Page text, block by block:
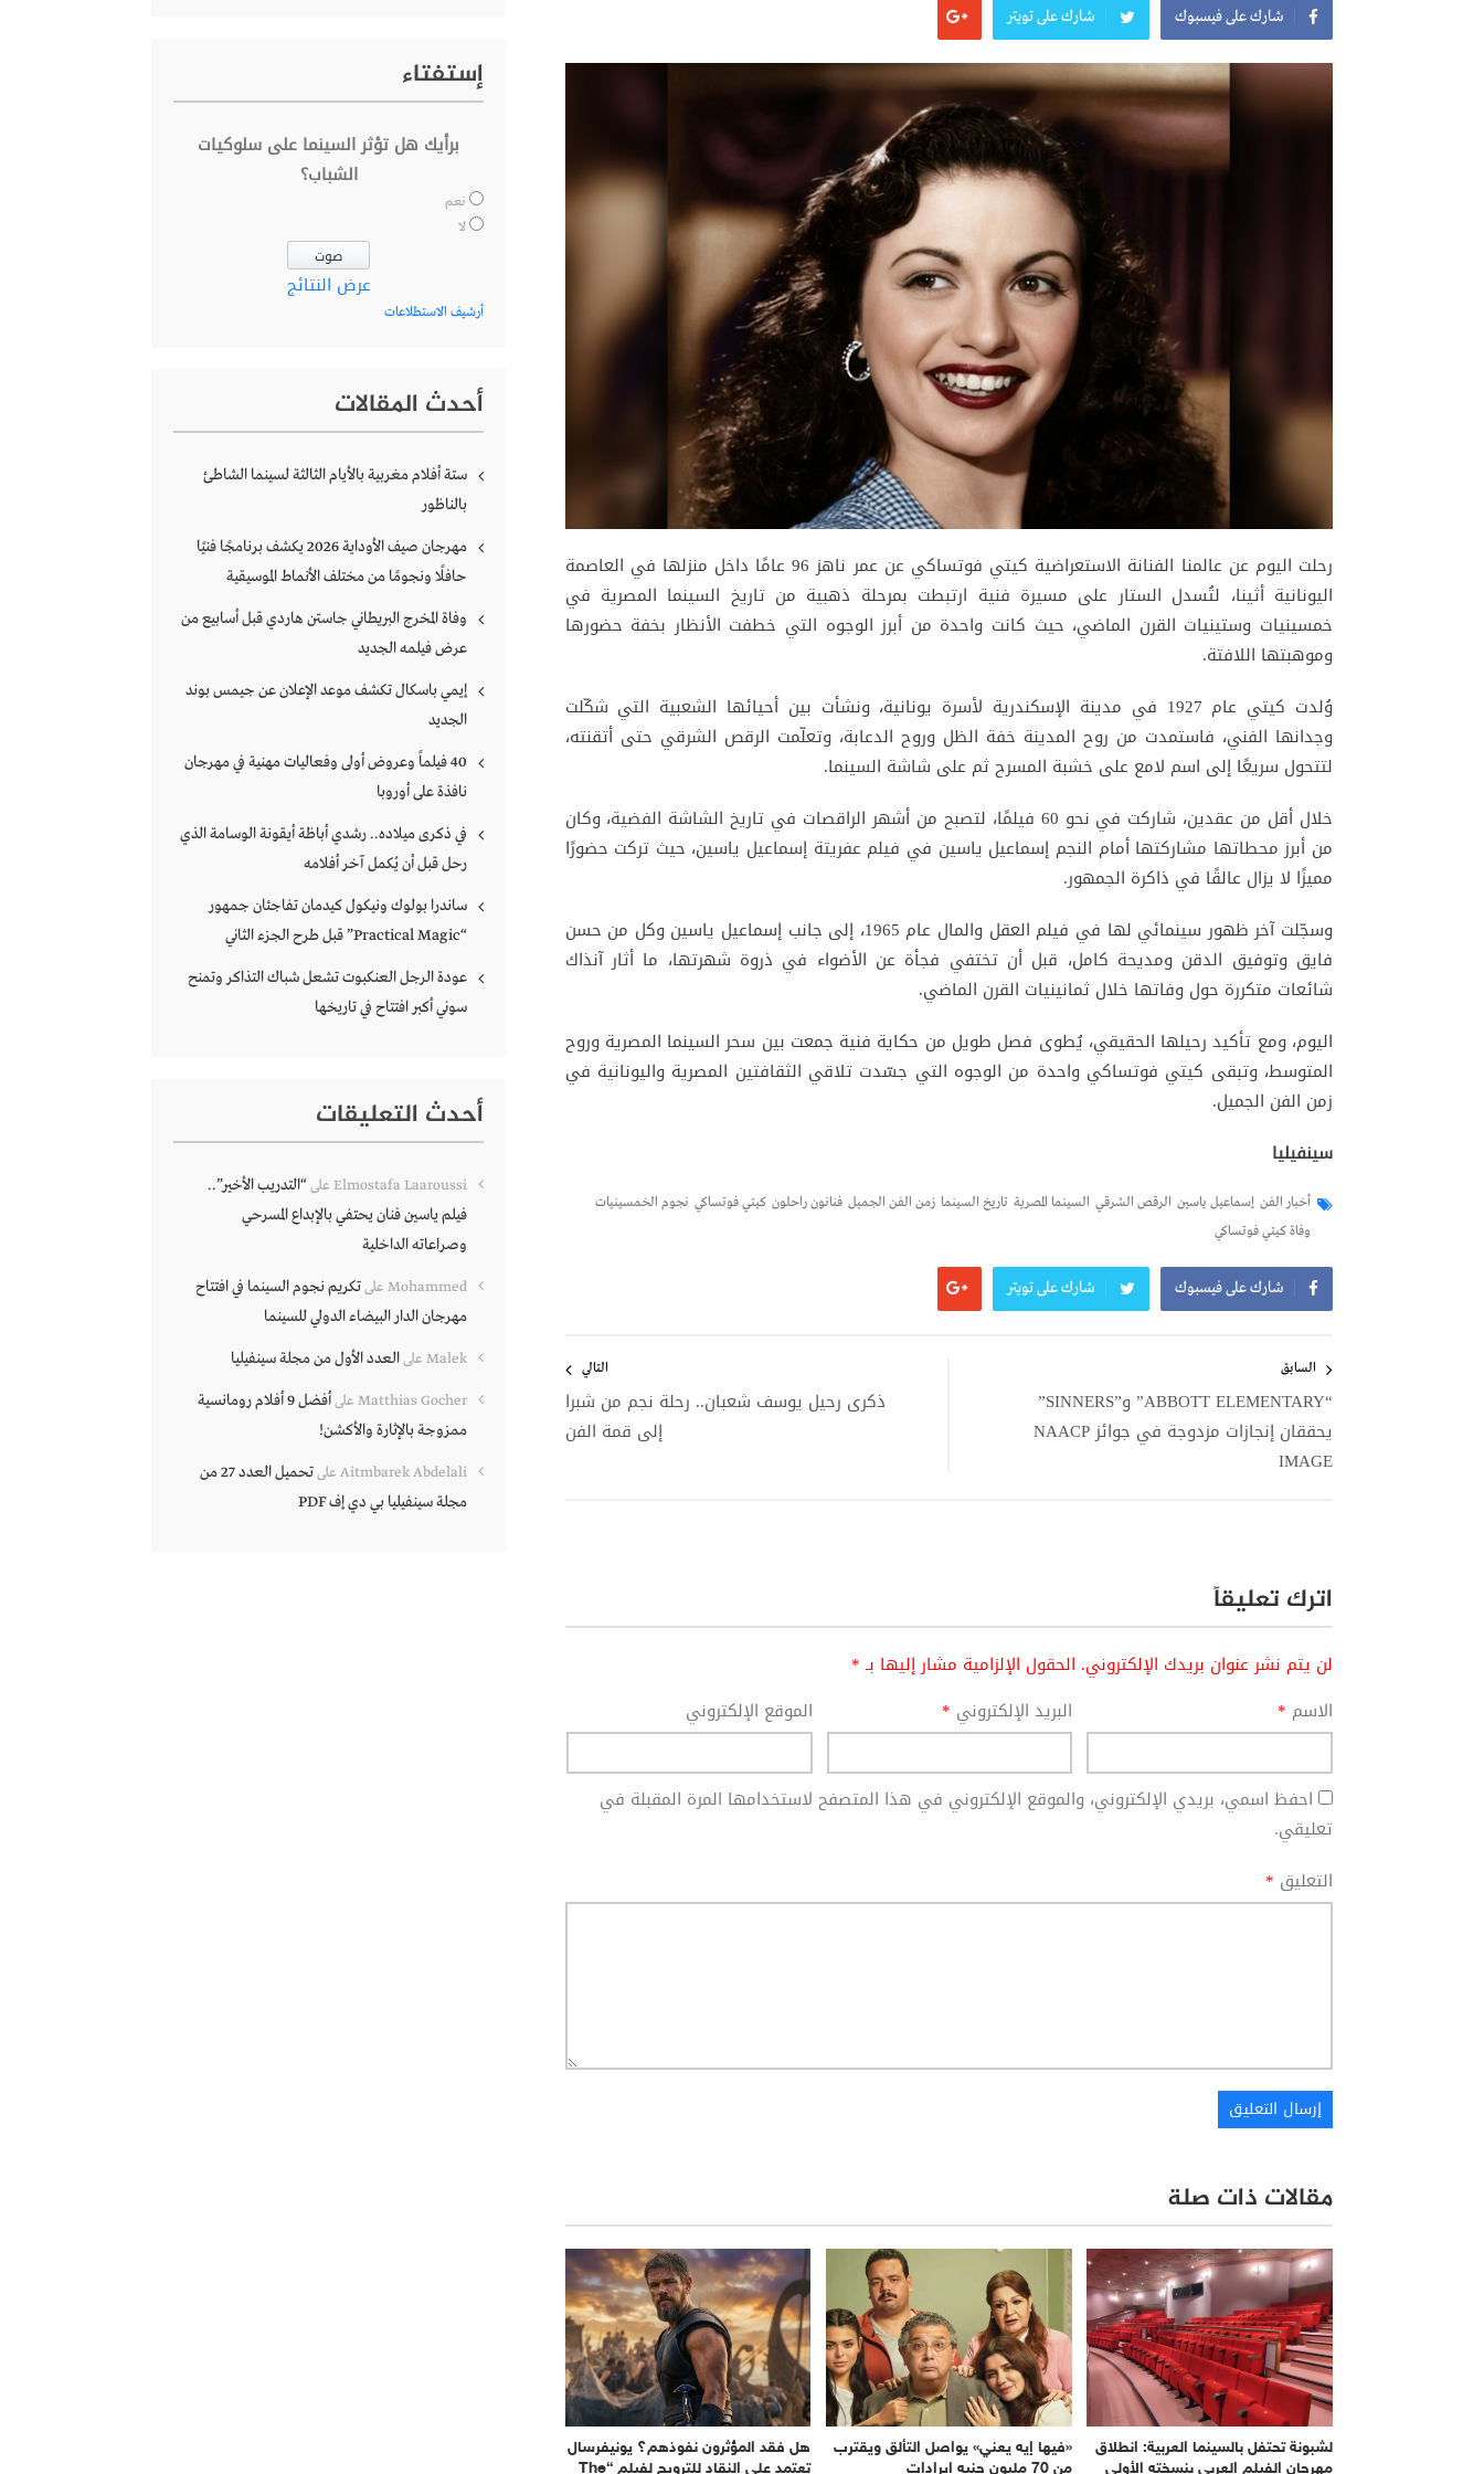
شارك على فيسبوك شارك على تويتر
رحلت اليوم عن عالمنا الفنانة الاستعراضية كيتي فوتساكي
عن عمر ناهز 96 عامًا داخل منزلها في العاصمة
اليونانيةأثينا، لتُسدل الستار على مسيرة فنية ارتبطت بمرحلة ذهبية من تاريخ السينما المصرية في
خمسينيات وستينيات القرن الماضي، حيث كانت واحدة من أبرز الوجوه التي خطفت الأنظار بخفة حضورها
وموهبتها اللافتة.
وُلدت كيتي عام 1927 في مدينة
الإسكندرية لأسرة يونانية، ونشأت بين أحيائها الشعبية التي شكّلت
وجدانها الفني، فاستمدت من روح المدينة خفة الظل وروح الدعابة، وتعلّمت الرقص الشرقي حتى أتقنته،
لتتحول سريعًا إلى اسم لامع على خشبة المسرح ثم على شاشة السينما.
خلال أقل من عقدين، شاركت في نحو 60 فيلمًا، لتصبح من أشهر الراقصات في تاريخ الشاشة الفضية، وكان
من أبرز محطاتها مشاركتها أمام النجم إسماعيل ياسين في فيلم عفريتة إسماعيل ياسين، حيث تركت حضورًا
مميزًا لا يزال عالقًا في ذاكرة الجمهور.
وسجّلت آخر ظهور سينمائي لها في فيلم العقل والمال عام 1965، إلى جانب إسماعيل ياسين وكل من
حسن
فايق وتوفيق الدقن ومديحة كامل، قبل أن تختفي فجأة عن الأضواء في ذروة شهرتها، ما أثار آنذاك
شائعات متكررة حول وفاتها خلال ثمانينيات القرن الماضي.
اليوم، ومع تأكيد رحيلها الحقيقي، يُطوى فصل طويل من حكاية فنية جمعت بين سحر السينما المصرية وروح
المتوسط، وتبقى كيتي فوتساكي واحدة من الوجوه التي جسّدت تلاقي الثقافتين المصرية واليونانية في
زمن الفن الجميل.
سينفيليا
أخبار الفن إسماعيل ياسين الرقص الشرقي السينما المصرية تاريخ السينما زمن الفن الجميل فنانون راحلون كيتي فوتساكي نجوم الخمسينيات
وفاة كيتي فوتساكي
شارك على فيسبوك شارك على تويتر
المقالات
السابق
“ABBOTT ELEMENTARY” و”SINNERS”
يحققان إنجازات مزدوجة في جوائز NAACP
IMAGE
التالي
ذكرى رحيل يوسف شعبان.. رحلة نجم من شبرا
إلى قمة الفن
اترك تعليقاً
لن يتم نشر عنوان بريدك الإلكتروني. الحقول الإلزامية مشار إليها بـ*
الاسم * البريد الإلكتروني * الموقع الإلكتروني
احفظ اسمي، بريدي الإلكتروني، والموقع الإلكتروني في هذا المتصفح لاستخدامها المرة المقبلة في
تعليقي.
التعليق *
مقالات ذات صلة
لشبونة تحتفل بالسينما العربية: انطلاق
مهرجان الفيلم العربي بنسخته الأولى
«فيها إيه يعني» يواصل التألق ويقترب
من 70 مليون جنيه إيرادات
هل فقد المؤثرون نفوذهم؟ يونيفرسال
تعتمد على النقاد للترويج لفيلم “The
إستفتاء
برأيك هل تؤثر السينما على سلوكيات
الشباب؟
نعم
لا
عرض النتائج
أرشيف الاستطلاعات
أحدث المقالات
ستة أفلام مغربية بالأيام الثالثة لسينما الشاطئ
بالناظور
مهرجان صيف الأوداية 2026 يكشف برنامجًا فنيًا
حافلًا ونجومًا من مختلف الأنماط الموسيقية
وفاة المخرج البريطاني جاستن هاردي قبل أسابيع من
عرض فيلمه الجديد
إيمي باسكال تكشف موعد الإعلان عن جيمس بوند
الجديد
40 فيلماً وعروض أولى وفعاليات مهنية في مهرجان
نافذة على أوروبا
في ذكرى ميلاده.. رشدي أباظة أيقونة الوسامة الذي
رحل قبل أن يُكمل آخر أفلامه
ساندرا بولوك ونيكول كيدمان تفاجئان جمهور
“Practical Magic” قبل طرح الجزء الثاني
عودة الرجل العنكبوت تشعل شباك التذاكر وتمنح
سوني أكبر افتتاح في تاريخها
أحدث التعليقات
Elmostafa Laaroussi على“التدريب الأخير”..
فيلم ياسين فنان يحتفي بالإبداع المسرحي
وصراعاته الداخلية
Mohammed علىتكريم نجوم السينما في افتتاح
مهرجان الدار البيضاء الدولي للسينما
Malek علىالعدد الأول من مجلة سينفيليا
Matthias Gocher على
أفضل 9 أفلام رومانسية
ممزوجة بالإثارة والأكشن!
Aitmbarek Abdelali على
تحميل العدد 27 من
مجلة سينفيليا بي دي إف PDF